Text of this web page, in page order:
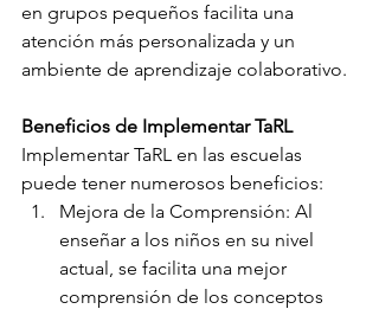
en grupos pequeños facilita una
atención más personalizada y un
ambiente de aprendizaje colaborativo.
Beneficios de Implementar TaRL
Implementar TaRL en las escuelas
puede tener numerosos beneficios:
Mejora de la Comprensión: Al
enseñar a los niños en su nivel
actual, se facilita una mejor
comprensión de los conceptos